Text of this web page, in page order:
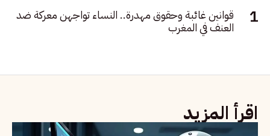
قوانين غائبة وحقوق مهدرة.. النساء تواجهن معركة ضد
العنف في المغرب
اقرأ المزيد